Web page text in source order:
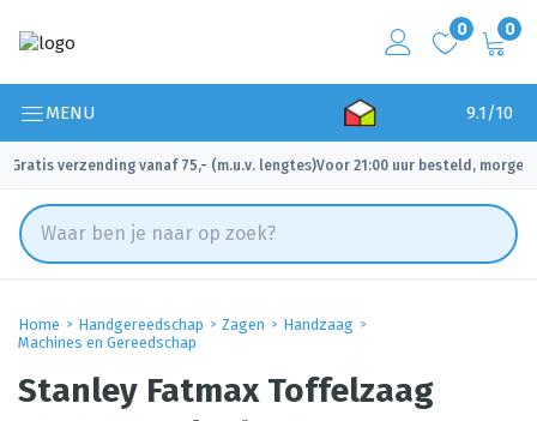
0 0
MENU 9.1/10
Gratis verzending vanaf 75,- (m.u.v. lengtes)
✓ Voor 21:00 uur besteld, morgen
Home Handgereedschap Zagen
Handzaag
Machines en Gereedschap
Stanley Fatmax Toffelzaag